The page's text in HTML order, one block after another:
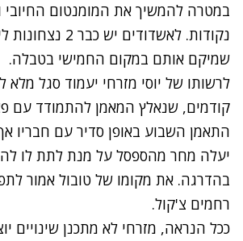
במטרה להמשיך את המומנטום החיובי
נקודות. לאשדודים
שמיקם אותם במקום החמישי בטבלה.
לרשותו של יוסי מזרחי יעמוד סגל
קודמים, שנאלץ המאמן להתמודד עם
התאמן השבוע באופן סדיר עם חבריו
יעלה מחר מהספסל על מנת לתת לו
בהדרגה. את מקומו של טובול אמור
רחמים צ'קול.
ככל הנראה, מזרחי לא מתכנן שינויים